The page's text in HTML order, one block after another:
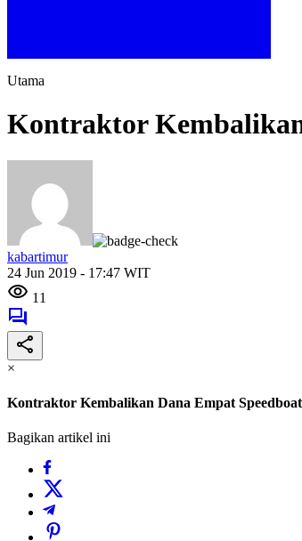
Utama
Kontraktor
kabartimur
24 Jun 2019 - 17:47 WIT
11
×
Kontraktor Kembalikan Dana Empat Speedboat
Bagikan artikel ini